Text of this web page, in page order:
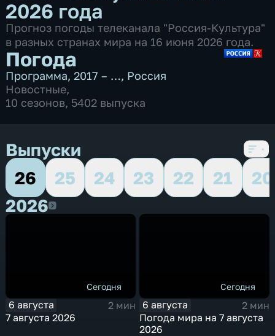
2026 года
Прогноз погоды телеканала "Россия-Культура"
в разных странах мира на 16 июня 2026 года.
Погода
Программа,2017 – …, Россия
Новостные,
10 сезонов, 5402 выпуска
Выпуски
26
25 24 23 22 21
20
20262026
Сегодня
6 августа
2 мин
7 августа 2026
Сегодня
6 августа
2 мин
Погода мира на 7 августа
2026